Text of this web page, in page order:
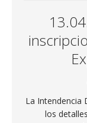
La Intendencia
los